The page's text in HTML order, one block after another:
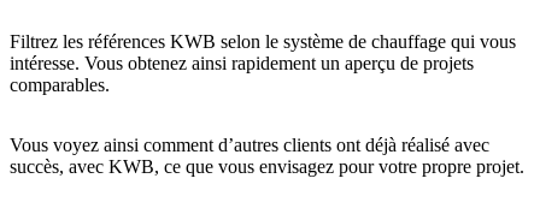
Filtrez les références KWB selon le système de chauffage qui vous
intéresse. Vous obtenez ainsi rapidement un aperçu de projets
comparables.
Vous voyez ainsi comment d’autres clients ont déjà réalisé avec
succès, avec KWB, ce que vous envisagez pour votre propre projet.